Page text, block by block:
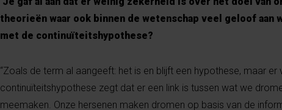
theorieën waar ook binnen de wetenschap veel geloof
met de continuïteitshypothese?
“Zoals de term al aangeeft: het is en blijft een hypothese, maar
continuïteitshypothese zegt dat er een link is tussen wat we
meemaken. Onze hersenen maken dromen op basis van de